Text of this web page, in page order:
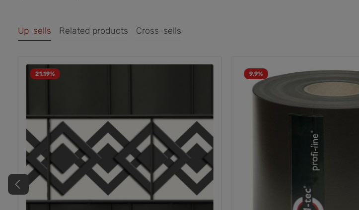
Up-sells Related products Cross-sells
21.19% 9.9%